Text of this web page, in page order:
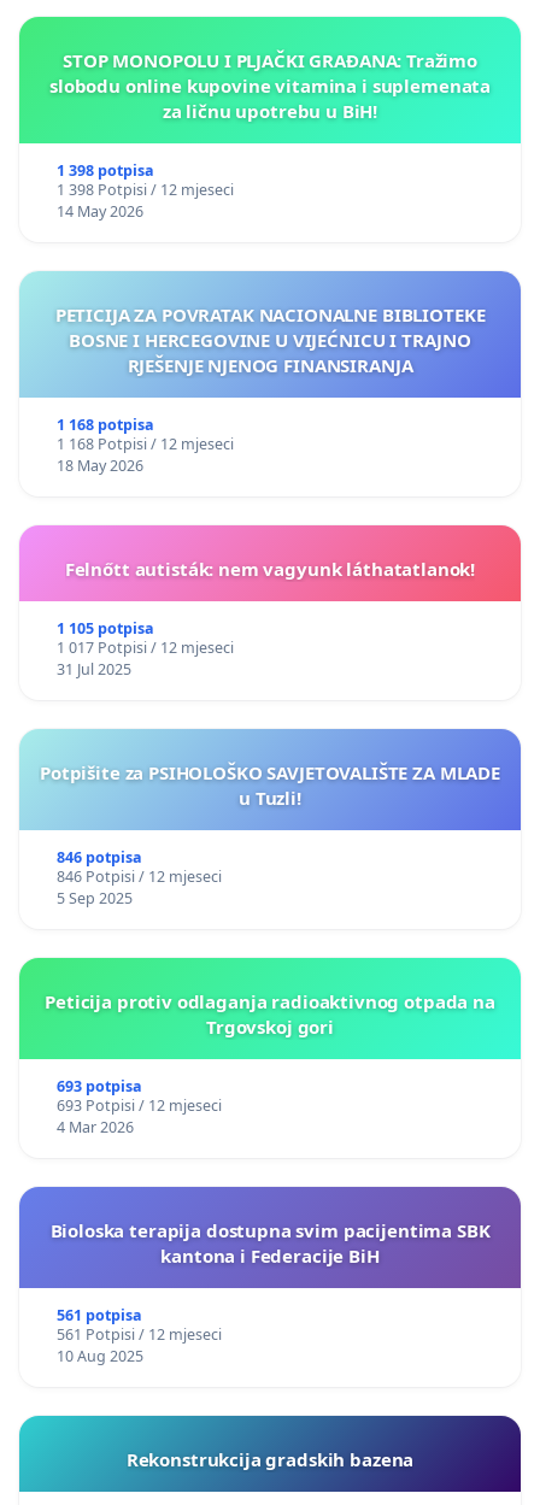
STOP MONOPOLU I PLJAČKI GRAĐANA: Tražimo
slobodu online kupovine vitamina i suplemenata
za ličnu upotrebu u BiH!
1 398 potpisa
1 398 Potpisi / 12 mjeseci
14 May 2026
PETICIJA ZA POVRATAK NACIONALNE BIBLIOTEKE
BOSNE I HERCEGOVINE U VIJEĆNICU I TRAJNO
RJEŠENJE NJENOG FINANSIRANJA
1 168 potpisa
1 168 Potpisi / 12 mjeseci
18 May 2026
Felnőtt autisták: nem vagyunk láthatatlanok!
1 105 potpisa
1 017 Potpisi / 12 mjeseci
31 Jul 2025
Potpišite za PSIHOLOŠKO SAVJETOVALIŠTE ZA MLADE
u Tuzli!
846 potpisa
846 Potpisi / 12 mjeseci
5 Sep 2025
Peticija protiv odlaganja radioaktivnog otpada na
Trgovskoj gori
693 potpisa
693 Potpisi / 12 mjeseci
4 Mar 2026
Bioloska terapija dostupna svim pacijentima SBK
kantona i Federacije BiH
561 potpisa
561 Potpisi / 12 mjeseci
10 Aug 2025
Rekonstrukcija gradskih bazena